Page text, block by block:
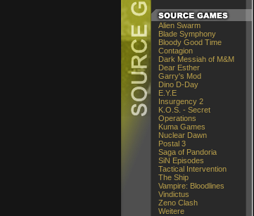
Alien Swarm
Blade Symphony
Bloody Good Time
Contagion
Dark Messiah of M&M
Dear Esther
Garry's Mod
Dino D-Day
E.Y.E
Insurgency 2
K.O.S. - Secret
Operations
Kuma Games
Nuclear Dawn
Postal 3
Saga of Pandoria
SiN Episodes
Tactical Intervention
The Ship
Vampire: Bloodlines
Vindictus
Zeno Clash
Weitere